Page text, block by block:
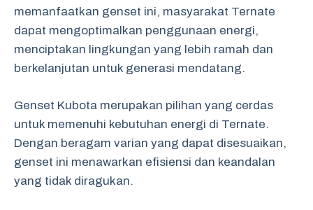
memanfaatkan genset ini, masyarakat Ternate
dapat mengoptimalkan penggunaan energi,
menciptakan lingkungan yang lebih ramah dan
berkelanjutan untuk generasi mendatang.
Genset Kubota merupakan pilihan yang cerdas
untuk memenuhi kebutuhan energi di Ternate.
Dengan beragam varian yang dapat disesuaikan,
genset ini menawarkan efisiensi dan keandalan
yang tidak diragukan.